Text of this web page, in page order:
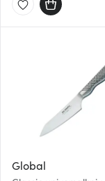
tjenestene deres.
Global